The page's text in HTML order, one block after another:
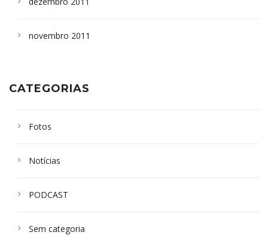
novembro 2011
CATEGORIAS
Fotos
Notícias
PODCAST
Sem categoria